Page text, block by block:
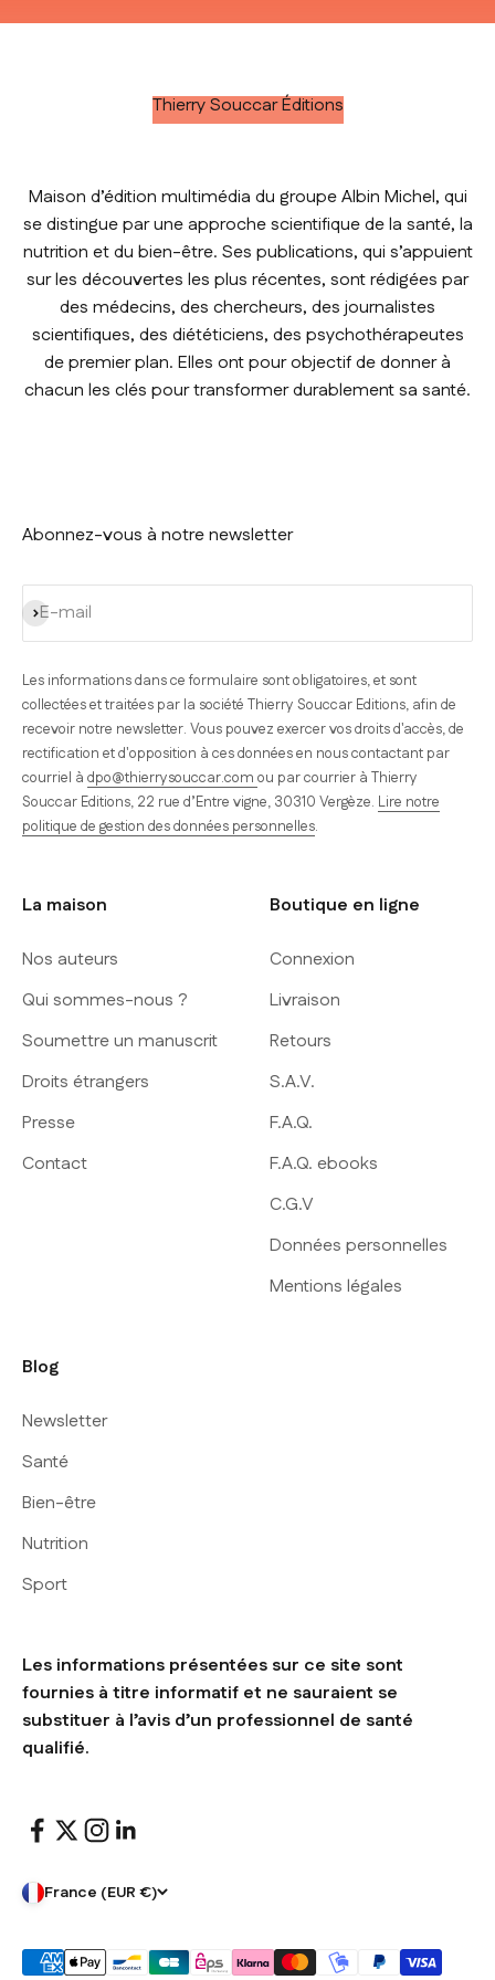
Thierry Souccar Éditions
Maison d’édition multimédia du groupe Albin Michel, qui
se distingue par une approche scientifique de la santé, la
nutrition et du bien-être. Ses publications, qui s’appuient
sur les découvertes les plus récentes, sont rédigées par
des médecins, des chercheurs, des journalistes
scientifiques, des diététiciens, des psychothérapeutes
de premier plan. Elles ont pour objectif de donner à
chacun les clés pour transformer durablement sa santé.
Abonnez-vous à notre newsletter
E-mail
S'inscrire
Les informations dans ce formulaire sont obligatoires, et sont
collectées et traitées par la société Thierry Souccar Editions, afin de
recevoir notre newsletter. Vous pouvez exercer vos droits d'accès, de
rectification et d'opposition à ces données en nous contactant par
courriel à dpo@thierrysouccar.com ou par courrier à Thierry
Souccar Editions, 22 rue d’Entre vigne, 30310 Vergèze. Lire notre
politique de gestion des données personnelles.
La maison
Nos auteurs
Qui sommes-nous ?
Soumettre un manuscrit
Droits étrangers
Presse
Contact
Boutique en ligne
Connexion
Livraison
Retours
S.A.V.
F.A.Q.
F.A.Q. ebooks
C.G.V
Données personnelles
Mentions légales
Blog
Newsletter
Santé
Bien-être
Nutrition
Sport
Les informations présentées sur ce site sont
fournies à titre informatif et ne sauraient se
substituer à l’avis d’un professionnel de santé
qualifié.
France (EUR €)